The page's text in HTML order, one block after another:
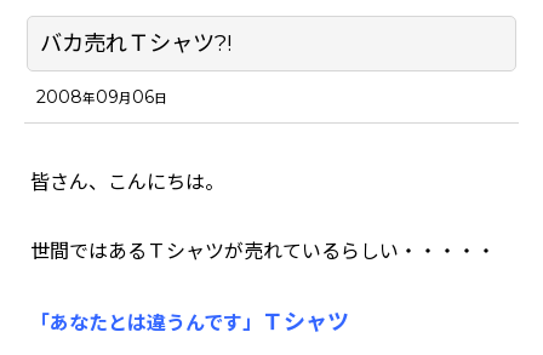
バカ売れＴシャツ?!
2008年09月 06日
皆さん、こんにちは。
世間ではあるＴシャツが売れているらしい・・・・・
「あなたとは違うんです」 Ｔシャツ